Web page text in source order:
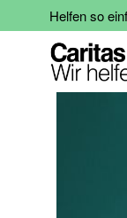
Helfen so